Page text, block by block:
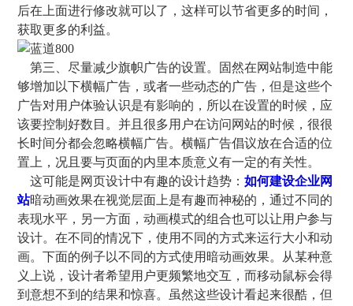
后在上面进行修改就可以了，这样可以节省更多的时间，
获取更多的利益。
第三、尽量减少旗帜广告的设置。固然在网站制造中能
够增加以下横幅广告，或者一些动态的广告，但是这些个
广告对用户体验认识是有影响的，所以在设置的时候，应
该要控制好数目。并且很多用户在访问网站的时候，很很
长时间分都会忽略横幅广告。横幅广告倡议放在合适的位
置上，况且要与页面的内里本质意义有一定的有关性。
这可能是网页设计中有趣的设计趋势：如何建设企业网
站暗动画效果在视觉层面上是有趣而神秘的，通过不同的
表现水平，另一方面，动画模式的组合也可以让用户参与
设计。在不同的情况下，使用不同的方式来运行大小和动
画。下面的例子以不同的方式使用暗动画效果。从某种意
义上说，设计者希望用户更频繁地交互，而移动鼠标会得
到意想不到的结果和惊喜。虽然这些设计看起来很酷，但